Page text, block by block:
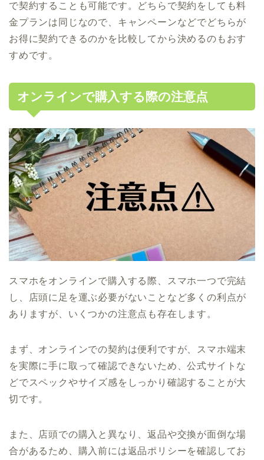
で契約することも可能です。どちらで契約をしても料
金プランは同じなので、キャンペーンなどでどちらが
お得に契約できるのかを比較してから決めるのもおす
すめです。
オンラインで購入する際の注意点
スマホをオンラインで購入する際、スマホ一つで完結
し、店頭に足を運ぶ必要がないことなど多くの利点が
ありますが、いくつかの注意点も存在します。
まず、オンラインでの契約は便利ですが、スマホ端末
を実際に手に取って確認できないため、公式サイトな
どでスペックやサイズ感をしっかり確認することが大
切です。
また、店頭での購入と異なり、返品や交換が面倒な場
合があるため、購入前には返品ポリシーを確認してお